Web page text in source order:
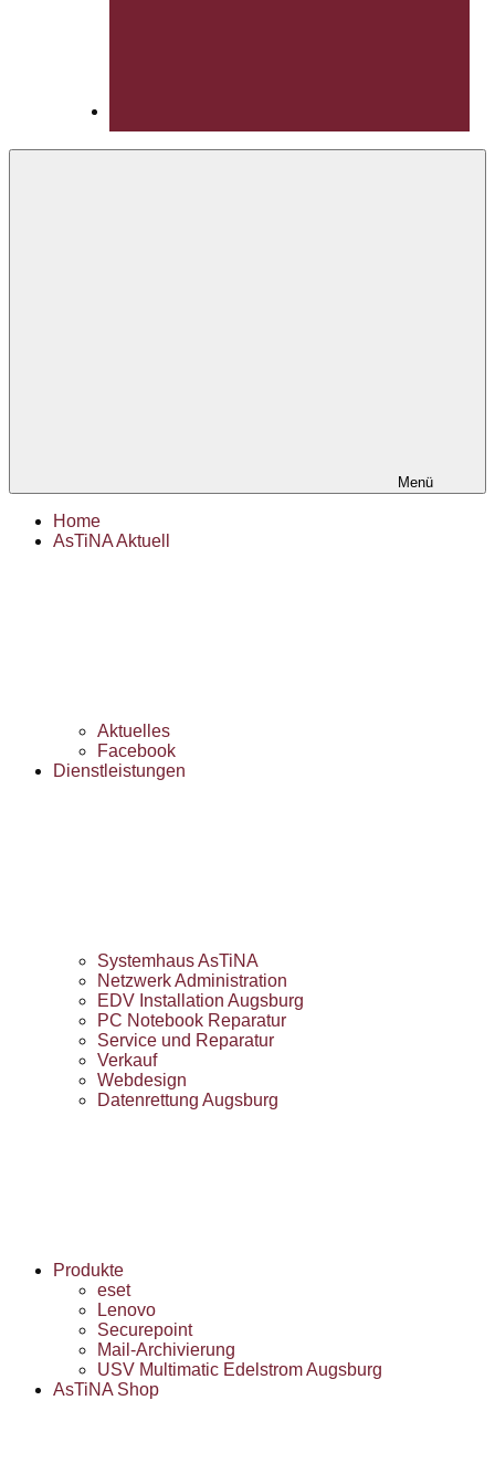
Menü
Home
AsTiNA Aktuell
Aktuelles
Facebook
Dienstleistungen
Systemhaus AsTiNA
Netzwerk Administration
EDV Installation Augsburg
PC Notebook Reparatur
Service und Reparatur
Verkauf
Webdesign
Datenrettung Augsburg
Produkte
eset
Lenovo
Securepoint
Mail-Archivierung
USV Multimatic Edelstrom Augsburg
AsTiNA Shop